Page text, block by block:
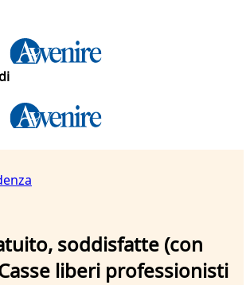
soddisfatte (con
liberi professionisti